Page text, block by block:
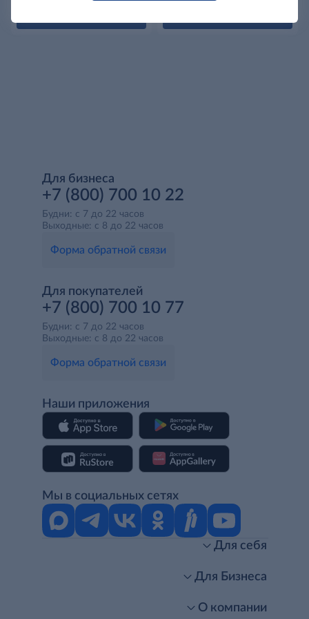
Для бизнеса
+7 (800) 700 10 22
Будни: с 7 до 22 часов
Выходные: с 8 до 22 часов
Форма обратной связи
Для покупателей
+7 (800) 700 10 77
Будни: с 7 до 22 часов
Выходные: с 8 до 22 часов
Форма обратной связи
Наши приложения
Мы в социальных сетях
Для себя
Стань клиентом METRO
Для Бизнеса
О компании